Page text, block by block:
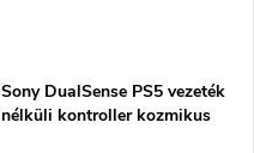
Sony DualSense PS5 vezeték
nélküli kontroller kozmikus